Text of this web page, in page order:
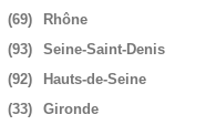
(69)
Rhône
(93)
Seine-Saint-Denis
(92)
Hauts-de-Seine
(33)
Gironde